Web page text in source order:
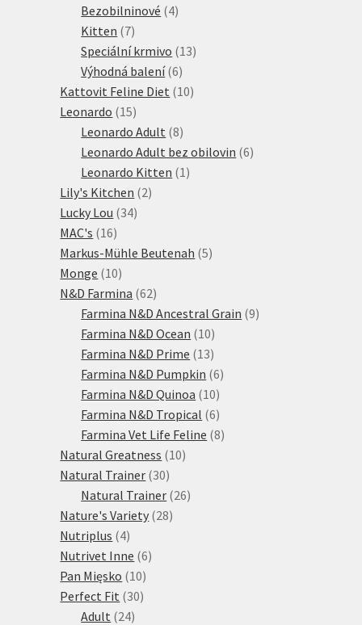
produktů
Bezobilninové 44
Kitten 77
produktů
Speciální krmivo 1313
Výhodná balení 66
produktů
Kattovit Feline Diet 1010
Leonardo 1515
produktů
Leonardo Adult 88
produktů
Leonardo Adult bez obilovin 66
Leonardo Kitten 1 1
Lily's Kitchen 22
Lucky Lou 3434
MAC's 1616
produktů
Markus-Mühle Beutenah 55
Monge 1010
produktů
N&D Farmina 6262
produktů
Farmina N&D Ancestral Grain 99
Farmina N&D Ocean 1010
produktů
Farmina N&D Prime 1313
produktů
Farmina N&D Pumpkin 66
Farmina N&D Quinoa 1010
produktů
Farmina N&D Tropical 66
produktů
Farmina Vet Life Feline 88
Natural Greatness 1010
Natural Trainer 3030
produktů
Natural Trainer 2626
Nature's Variety 2828
Nutriplus 44
produkty
Nutrivet Inne 66
Pan Mięsko 1010
produktů
Perfect Fit 3030
Adult 2424